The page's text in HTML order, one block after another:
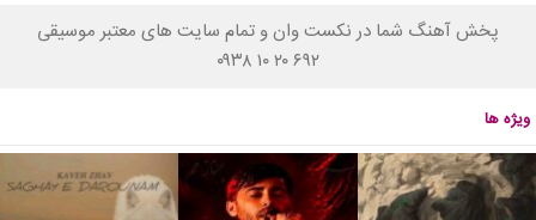
پخش آهنگ شما در نکست وان و تمام سایت های معتبر موسیقی
۰۹۳۸ ۱۰ ۲۰ ۶۹۲
ویژه ها